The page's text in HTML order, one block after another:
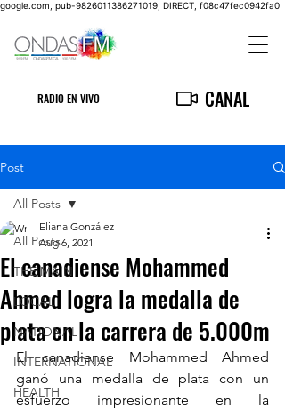
google.com, pub-9826011386271019, DIRECT, f08c47fec0942fa0
RADIO EN VIVO CANAL
Post
All Posts
THE MAIN
LOCAL
NATIONAL
INTERNATIONAL
HEALTH
All Posts
El canadiense Mohammed
Ahmed logra la medalla de
plata en la carrera de 5.000m
Eliana González
Aug 6, 2021
El canadiense Mohammed Ahmed
ganó una medalla de plata con un
esfuerzo impresionante en la